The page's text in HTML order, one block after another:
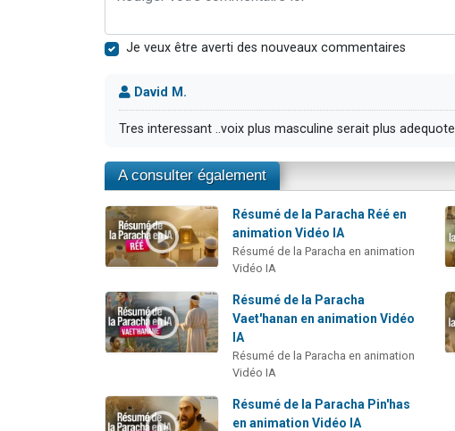
Je veux être averti des nouveaux commentaires
David M.
Tres interessant ..voix plus masculine serait plus adequote
A consulter également
Résumé de la Paracha Réé en
animation Vidéo IA
Résumé de la Paracha en animation
Vidéo IA
Résumé de la Paracha
Vaet'hanan en animation Vidéo
IA
Résumé de la Paracha en animation
Vidéo IA
Résumé de la Paracha Pin'has
en animation Vidéo IA